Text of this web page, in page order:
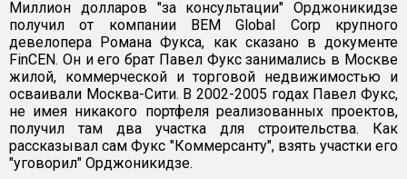
Миллион долларов "за консультации" Орджоникидзе
получил от компании BEM Global Corp крупного
девелопера Романа Фукса, как сказано в документе
FinCEN. Он и его брат Павел Фукс занимались в Москве
жилой, коммерческой и торговой недвижимостью и
осваивали Москва-Сити. В 2002-2005 годах Павел Фукс,
не имея никакого портфеля реализованных проектов,
получил там два участка для строительства. Как
рассказывал сам Фукс "Коммерсанту", взять участки его
"уговорил" Орджоникидзе.